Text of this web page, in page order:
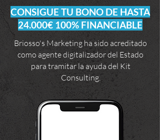
CONSIGUE TU BONO DE HASTA
24.000€ 100% FINANCIABLE
Briosso's Marketing ha sido acreditado
como agente digitalizador del Estado
para tramitar la ayuda del Kit
Consulting.